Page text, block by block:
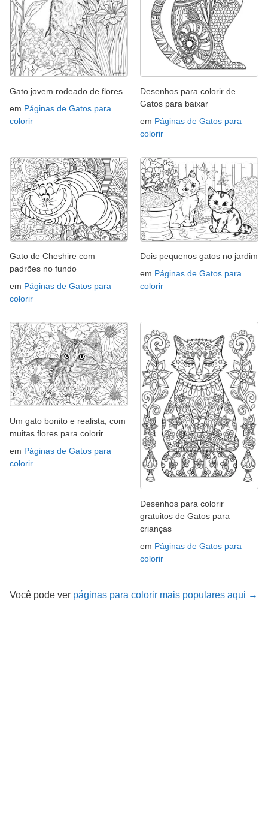
Gato jovem rodeado de flores
em Páginas de Gatos para
colorir
Desenhos para colorir de
Gatos para baixar
em Páginas de Gatos para
colorir
Gato de Cheshire com
padrões no fundo
em Páginas de Gatos para
colorir
Dois pequenos gatos no jardim
em Páginas de Gatos para
colorir
Um gato bonito e realista, com
muitas flores para colorir.
em Páginas de Gatos para
colorir
Desenhos para colorir
gratuitos de Gatos para
crianças
em Páginas de Gatos para
colorir
Você pode ver páginas para colorir mais populares aqui →